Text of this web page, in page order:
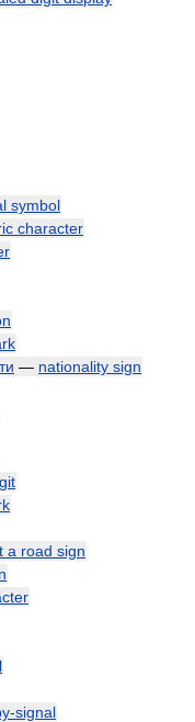
symbol
character
— nationality sign
a road sign
signal